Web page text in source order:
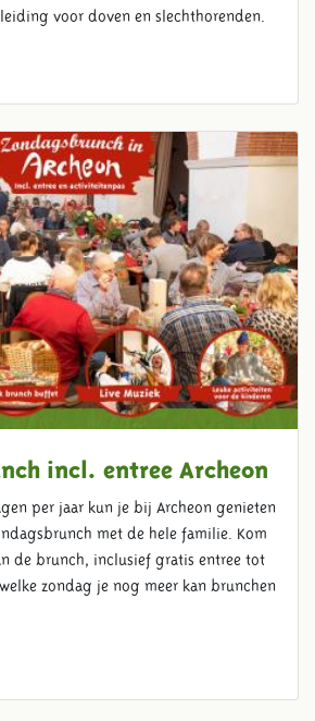
voor doven en slechthorenden.
incl. entree Archeon
per jaar kun je bij Archeon genieten
met de hele familie. Kom
de brunch, inclusief gratis entree tot
zondag je nog meer kan brunchen